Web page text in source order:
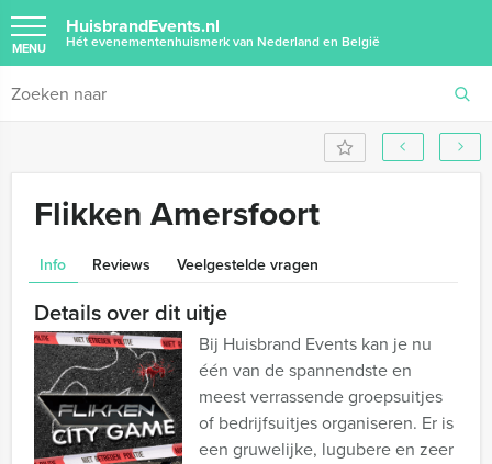
HuisbrandEvents.nl
Hét evenementenhuismerk van Nederland en België
MENU
Flikken Amersfoort
Info Reviews Veelgestelde vragen
Details over dit uitje
Bij Huisbrand Events kan je nu
één van de spannendste en
meest verrassende groepsuitjes
of bedrijfsuitjes organiseren. Er is
een gruwelijke, lugubere en zeer